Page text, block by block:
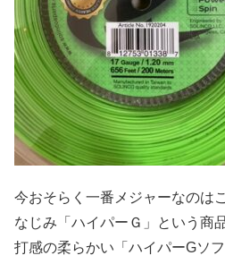
今おそらく一番メジャーなのは
なじみ「ハイパーＧ」という商品
打感の柔らかい「ハイパーGソ